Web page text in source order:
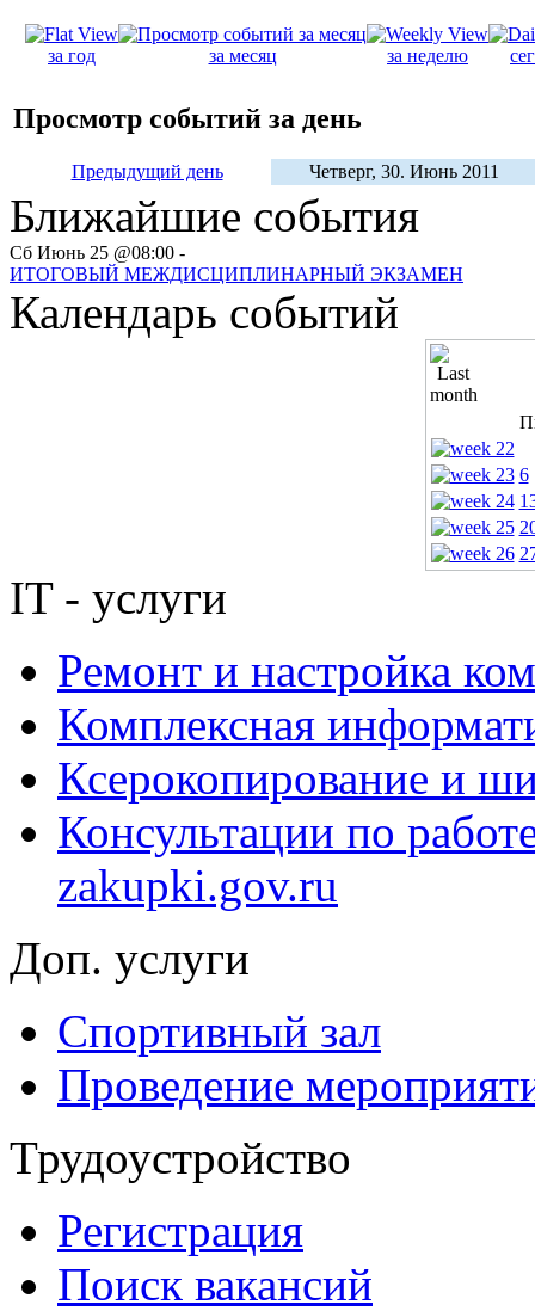
за год за месяц за неделю
Просмотр событий за день
Предыдущий день Четверг, 30. Июнь 2011
Ближайшие события
Сб Июнь 25 @08:00 -
ИТОГОВЫЙ МЕЖДИСЦИПЛИНАРНЫЙ ЭКЗАМЕН
Календарь событий
6
IT - услуги
Ремонт и настройка
Комплексная
Ксерокопирование и
Консультации по
zakupki.gov.ru
Доп. услуги
Спортивный зал
Проведение
Трудоустройство
Регистрация
Поиск вакансий